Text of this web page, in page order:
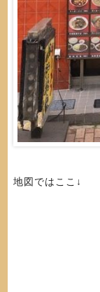
地図ではここ↓